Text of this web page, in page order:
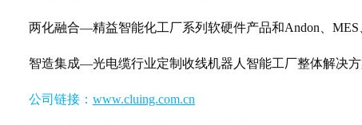
两化融合—精益智能化工厂系列软硬件产品和Andon、MES
智造集成—光电缆行业定制收线机器人智能工厂整体解决方
公司链接： www.cluing.com.cn